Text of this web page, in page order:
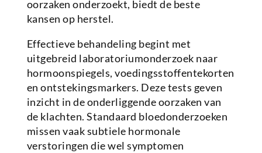
oorzaken onderzoekt, biedt de beste
kansen op herstel.
Effectieve behandeling begint met
uitgebreid laboratoriumonderzoek naar
hormoonspiegels, voedingsstoffentekorten
en ontstekingsmarkers. Deze tests geven
inzicht in de onderliggende oorzaken van
de klachten. Standaard bloedonderzoeken
missen vaak subtiele hormonale
verstoringen die wel symptomen